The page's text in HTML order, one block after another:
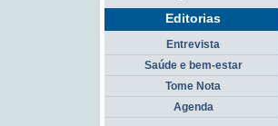
Editorias
Entrevista
Saúde e bem-estar
Tome Nota
Agenda